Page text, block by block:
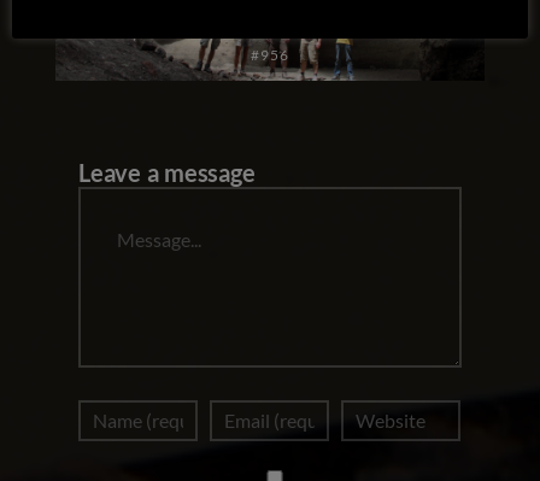
#956
Leave a message